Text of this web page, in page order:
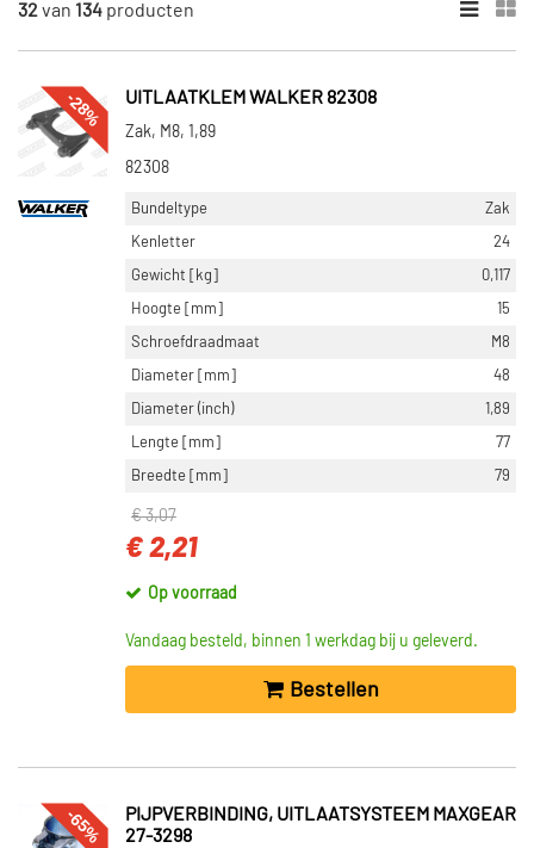
Romax (34)
Bosal (13)
Dinex (1)
CATEGORIEËN
32van 134 producten
-28% UITLAATKLEM WALKER 82308
Zak, M8, 1,89
82308
Bundeltype
Zak
Kenletter
24
Gewicht [kg]
0,117
Hoogte [mm]
15
Schroefdraadmaat
M8
Diameter [mm]
48
Diameter (inch)
1,89
Lengte [mm]
77
Breedte [mm]
79
€ 3,07
€ 2,21
Op voorraad
Vandaag besteld, binnen 1 werkdag bij u geleverd.
Bestellen
-65%
PIJPVERBINDING, UITLAATSYSTEEM MAXGEAR
27-3298